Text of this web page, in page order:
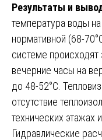
Результаты и
температура воды
нормативной (68-
системе происходят
вечерние часы на
до 48-52°C.
отсутствие
технических этажах
Гидравлические